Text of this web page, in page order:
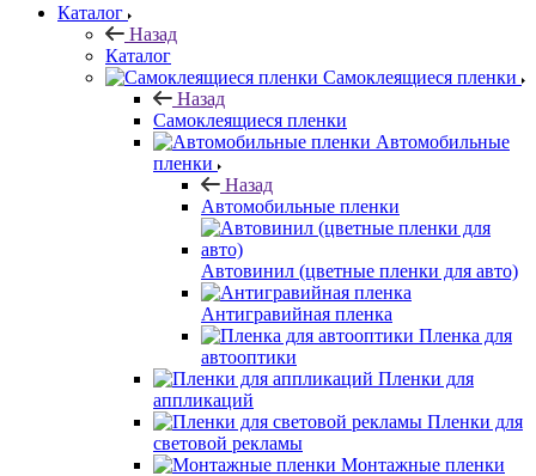
Каталог
Назад
Каталог
Самоклеящиеся пленки
Назад
Самоклеящиеся пленки
Автомобильные
пленки
Назад
Автомобильные пленки
Автовинил (цветные пленки для авто)
Антигравийная пленка
Пленка для
автооптики
Пленки для
аппликаций
Пленки для
световой рекламы
Монтажные пленки